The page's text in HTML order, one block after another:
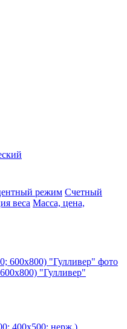
режим Счетный
веса Масса, цена,
"Гулливер"